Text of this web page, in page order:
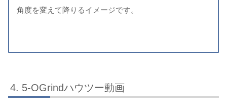
角度を変えて降りるイメージです。
5-OGrindハウツー動画